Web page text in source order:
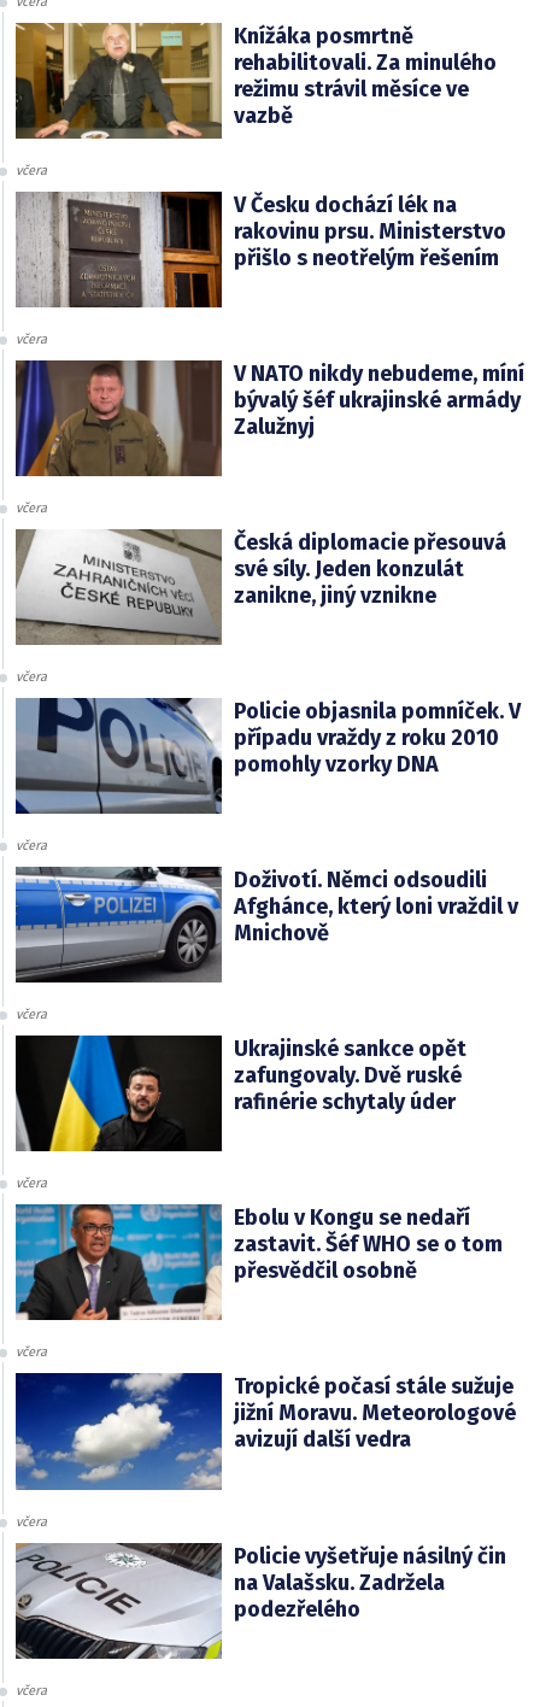
Knížáka posmrtně
rehabilitovali. Za minulého
režimu strávil měsíce ve
vazbě
včera
V Česku dochází lék na
rakovinu prsu. Ministerstvo
přišlo s neotřelým řešením
včera
V NATO nikdy nebudeme, míní
bývalý šéf ukrajinské armády
Zalužnyj
včera
Česká diplomacie přesouvá
své síly. Jeden konzulát
zanikne, jiný vznikne
včera
Policie objasnila pomníček. V
případu vraždy z roku 2010
pomohly vzorky DNA
včera
Doživotí. Němci odsoudili
Afghánce, který loni vraždil v
Mnichově
včera
Ukrajinské sankce opět
zafungovaly. Dvě ruské
rafinérie schytaly úder
včera
Ebolu v Kongu se nedaří
zastavit. Šéf WHO se o tom
přesvědčil osobně
včera
Tropické počasí stále sužuje
jižní Moravu. Meteorologové
avizují další vedra
včera
Policie vyšetřuje násilný čin
na Valašsku. Zadržela
podezřelého
včera